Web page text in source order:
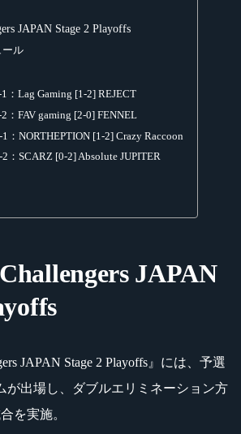
JAPAN Stage 2 Playoffs
ール
：Lag Gaming [1-2] REJECT
：FAV gaming [2-0] FENNEL
：NORTHEPTION [1-2] Crazy Raccoon
：SCARZ [0-2] Absolute JUPITER
JAPAN
JAPAN Stage 2 Playoffs』には、予選
が出場し、ダブルエリミネーション方
を実施。